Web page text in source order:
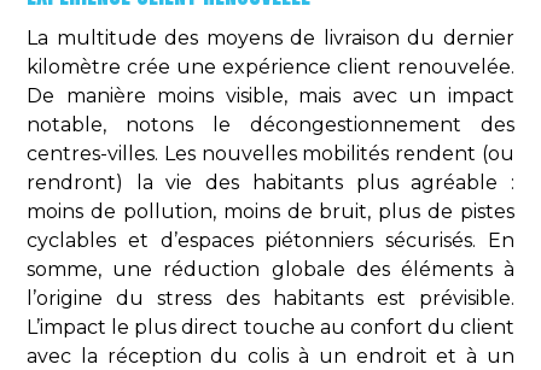
La multitude des moyens de livraison du dernier
kilomètre crée une expérience client renouvelée.
De manière moins visible, mais avec un impact
notable, notons le décongestionnement des
centres-villes. Les nouvelles mobilités rendent (ou
rendront) la vie des habitants plus agréable :
moins de pollution, moins de bruit, plus de pistes
cyclables et d’espaces piétonniers sécurisés. En
somme, une réduction globale des éléments à
l’origine du stress des habitants est prévisible.
L’impact le plus direct touche au confort du client
avec la réception du colis à un endroit et à un